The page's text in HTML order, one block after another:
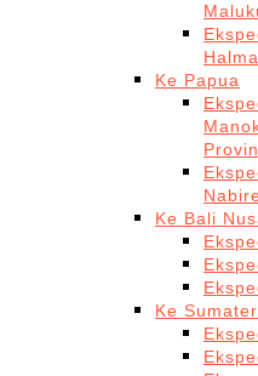
Ke Papua
Ke Bali
Ke